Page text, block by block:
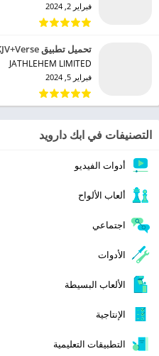
فبراير 2, 2024
تحميل تطبيق Holy Bible – KJV+Verse مهكر للاندرويد 2024
JATHLEHEM LIMITED‏
فبراير 5, 2024
التصنيفات في ابك دارويد
أدوات الفيديو
ألعاب الألواح
اجتماعي
الأدوات
الألعاب البسيطة
الإنتاجية
التطبيقات التعليمية